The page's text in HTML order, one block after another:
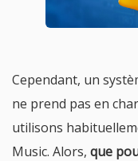
Cependant, un
ne prend pas en
utilisons
Music. Alors, que